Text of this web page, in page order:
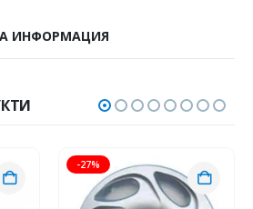
ИНФОРМАЦИЯ
-27%